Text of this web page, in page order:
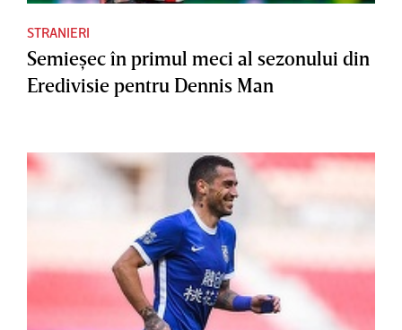
STRANIERI
Semieşec în primul meci al sezonului din
Eredivisie pentru Dennis Man